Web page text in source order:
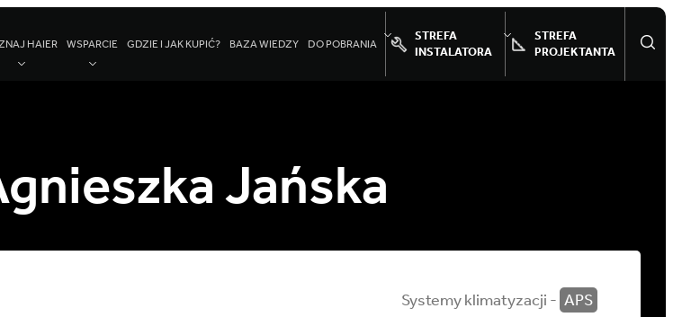
HAIER WSPARCIE GDZIE I JAK KUPIĆ? BAZA WIEDZY DO POBRANIA
STREFA
INSTALATORA
STREFA
PROJEKTANTA
Jańska
Systemy klimatyzacji - APS